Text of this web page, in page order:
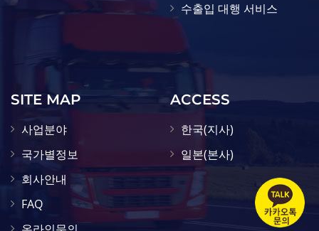
수출입 대행 서비스
SITE MAP
사업분야
국가별정보
회사안내
FAQ
ACCESS
한국(지사)
일본(본사)